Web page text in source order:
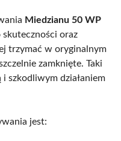
Miedzianu 50 WP
skuteczności oraz
trzymać w oryginalnym
zamknięte. Taki
szkodliwym działaniem
jest: